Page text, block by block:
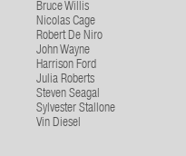
Bruce Willis
Nicolas Cage
Robert De Niro
John Wayne
Harrison Ford
Julia Roberts
Steven Seagal
Sylvester Stallone
Vin Diesel